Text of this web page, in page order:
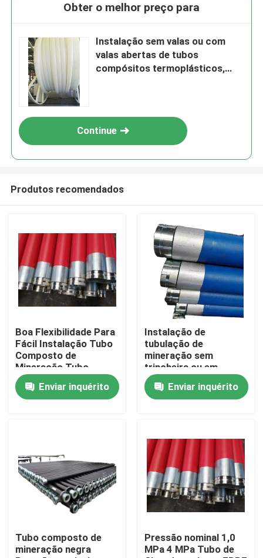
Casa
Show de RV
Obter o melhor preço para
Instalação sem valas ou com
valas abertas de tubos
compósitos termoplásticos,
transporte de fluidos
Continue
Produtos recomendados
Boa Flexibilidade Para
Fácil Instalação Tubo
Composto de
Mineração Tubo
Composto de
Polietileno e Alumínio
Tubo Para Transporte
Enviar inquérito
Instalação de
tubulação de
mineração sem
trincheira ou em
trincheira aberta
Espessura de
tubulação composta
indústria de
mineração
Enviar inquérito
Tubo composto de
mineração negra
Pressão nominal 1,0
MPa 4 MPa Tubo de